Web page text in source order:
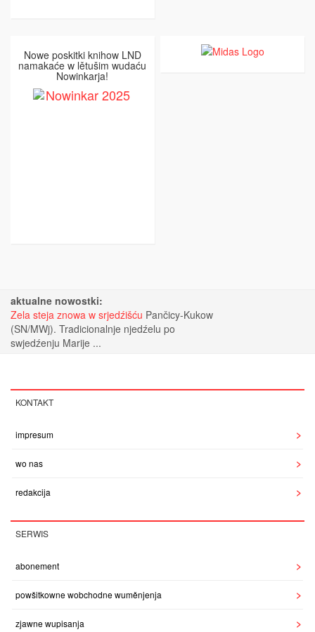
Nowe poskitki knihow LND
namakaće w lětušim wudaću
Nowinkarja!
aktualne nowostki:
Zela steja znowa w srjedźišću Pančicy-Kukow
(SN/MWj). Tradicionalnje njedźelu po
swjedźenju Marije ...
KONTAKT
impresum
wo nas
redakcija
SERWIS
abonement
powšitkowne wobchodne wuměnjenja
zjawne wupisanja